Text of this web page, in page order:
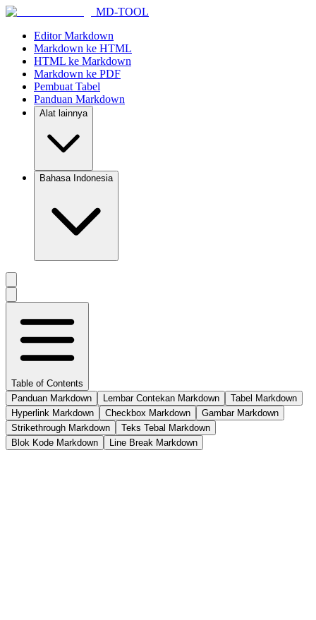
MD-TOOL
Editor Markdown
Markdown ke HTML
HTML ke Markdown
Markdown ke PDF
Pembuat Tabel
Panduan Markdown
Alat lainnya
Bahasa Indonesia
Table of Contents
Panduan Markdown
Lembar Contekan Markdown
Tabel Markdown
Hyperlink Markdown
Checkbox Markdown
Gambar Markdown
Strikethrough Markdown
Teks Tebal Markdown
Blok Kode Markdown
Line Break Markdown